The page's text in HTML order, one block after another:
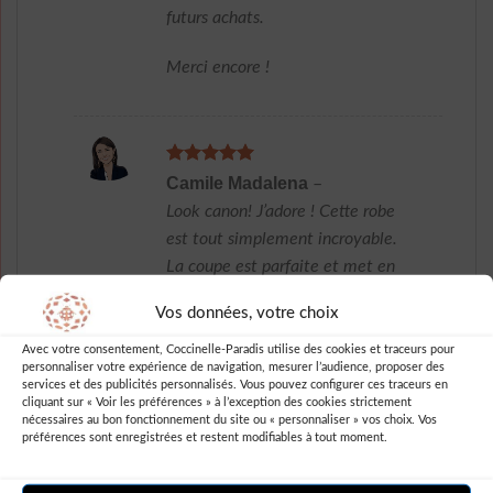
Vos données, votre choix
Avec votre consentement, Coccinelle-Paradis utilise des cookies et traceurs pour
personnaliser votre expérience de navigation, mesurer l’audience, proposer des
services et des publicités personnalisés. Vous pouvez configurer ces traceurs en
cliquant sur « Voir les préférences » à l’exception des cookies strictement
nécessaires au bon fonctionnement du site ou « personnaliser » vos choix. Vos
préférences sont enregistrées et restent modifiables à tout moment.
futurs achats.
Merci encore !
Note5sur
Camile Madalena –
Look canon! J’adore ! Cette robe
est tout simplement incroyable.
La coupe est parfaite et met en
subtile et élégante. Le motif à pois
bleu marine et blanc apporte une
touche rétro que j’adore. La
matière est de très bonne qualité,
agréable à porter et ne se froisse
nombreux compliments lorsque je